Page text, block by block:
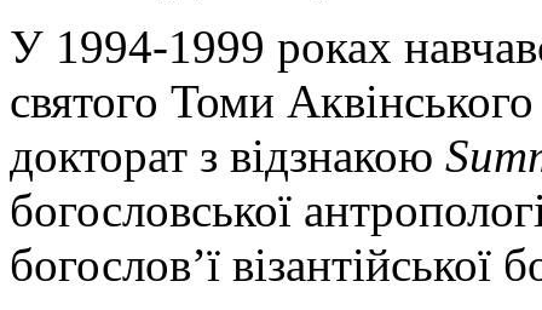
У 1994-1999 роках
святого Томи
докторат з відзнакою
богословської
богослов’ї візантійської